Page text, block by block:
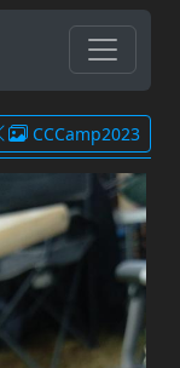
CCCamp2023